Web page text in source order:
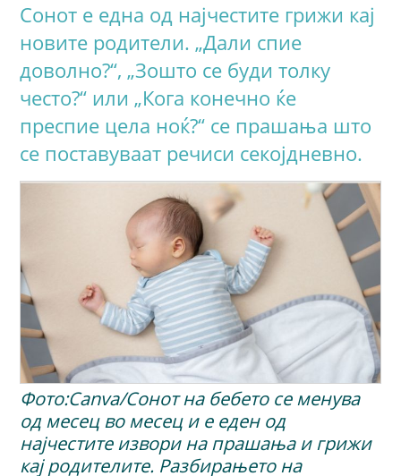
Сонот е една од најчестите грижи кај
новите родители. „Дали спие
доволно?“, „Зошто се буди толку
често?“ или „Кога конечно ќе
преспие цела ноќ?“ се прашања што
се поставуваат речиси секојдневно.
Фото:Canva/Сонот на бебето се менува
од месец во месец и е еден од
најчестите извори на прашања и грижи
кај родителите. Разбирањето на